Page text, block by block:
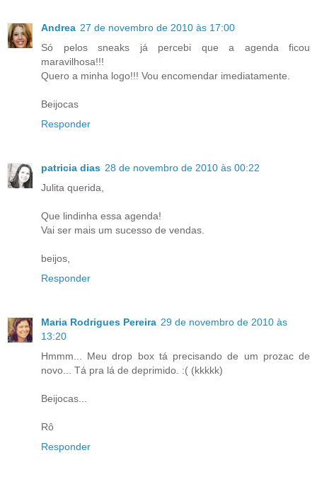
Andrea 27 de novembro de 2010 às 17:00
Só pelos sneaks já percebi que a agenda ficou
maravilhosa!!!
Quero a minha logo!!! Vou encomendar imediatamente.
Beijocas
Responder
patricia dias 28 de novembro de 2010 às 00:22
Julita querida,
Que lindinha essa agenda!
Vai ser mais um sucesso de vendas.
beijos,
Responder
Maria Rodrigues Pereira 29 de novembro de 2010 às
13:20
Hmmm... Meu drop box tá precisando de um prozac de
novo... Tá pra lá de deprimido. :( (kkkkk)
Beijocas...
Rô
Responder